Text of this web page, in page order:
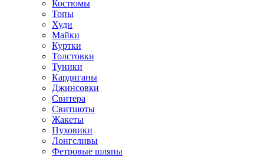
Костюмы
Топы
Худи
Майки
Куртки
Толстовки
Туники
Кардиганы
Джинсовки
Свитера
Свитшоты
Жакеты
Пуховики
Лонгсливы
Фетровые шляпы